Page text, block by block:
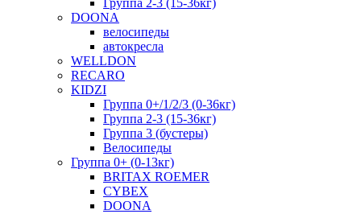
Группа 2-3 (15-36кг)
DOONA
велосипеды
автокресла
WELLDON
RECARO
KIDZI
Группа 0+/1/2/3 (0-36кг)
Группа 2-3 (15-36кг)
Группа 3 (бустеры)
Велосипеды
Группа 0+ (0-13кг)
BRITAX ROEMER
CYBEX
DOONA